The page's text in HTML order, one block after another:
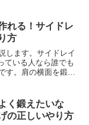
れる！サイドレ
方
します。サイドレイ
ている人なら誰でも
す。肩の横面を鍛え
く鍛えたいな
の正しいやり方